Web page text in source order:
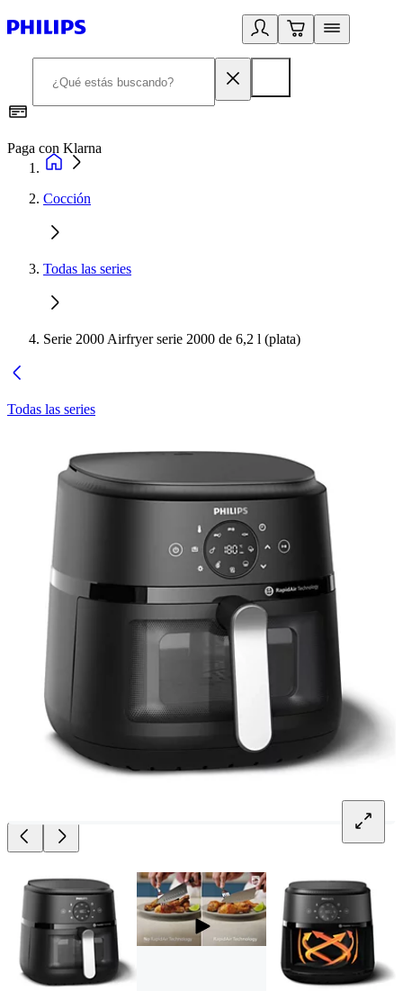
Paga con Klarna
Cocción
Todas las series
Serie 2000 Airfryer serie 2000 de 6,2 l (plata)
Todas las series